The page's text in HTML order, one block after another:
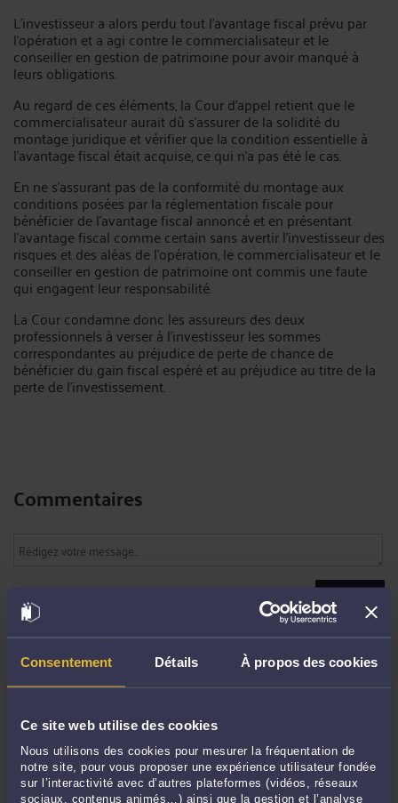
Consentement Détails À propos des cookies
Ce site web utilise des cookies
Nous utilisons des cookies pour mesurer la fréquentation de
notre site, pour vous proposer une expérience utilisateur fondée
sur l’interactivité avec d’autres plateformes (vidéos, réseaux
sociaux, contenus animés…) ainsi que la gestion et l’analyse
L’investisseur a alors perdu tout l’avantage fiscal prévu par
l’opération et a agi contre le commercialisateur et le
conseiller en gestion de patrimoine pour avoir manqué à
leurs obligations.
Au regard de ces éléments, la Cour d’appel retient que le
commercialisateur aurait dû s’assurer de la solidité du
montage juridique et vérifier que la condition essentielle à
l’avantage fiscal était acquise, ce qui n’a pas été le cas.
En ne s’assurant pas de la conformité du montage aux
conditions posées par la réglementation fiscale pour
bénéficier de l’avantage fiscal annoncé et en présentant
l’avantage fiscal comme certain sans avertir l’investisseur des
risques et des aléas de l’opération, le commercialisateur et le
conseiller en gestion de patrimoine ont commis une faute
qui engagent leur responsabilité.
La Cour condamne donc les assureurs des deux
professionnels à verser à l’investisseur les sommes
correspondantes au préjudice de perte de chance de
bénéficier du gain fiscal espéré et au préjudice au titre de la
perte de l’investissement.
Commentaires
ENVOYER
Pas de contribution, soyez le premier
CONTACTER ME RAMOND
PRENDRE RDV EN CABINET